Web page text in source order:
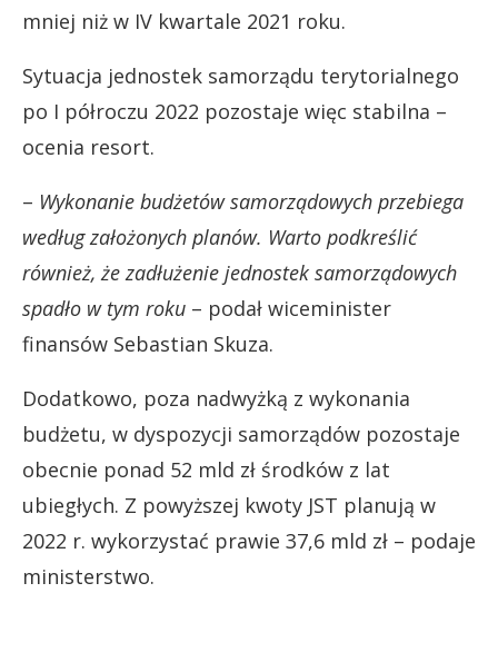
mniej niż w IV kwartale 2021 roku.
Sytuacja jednostek samorządu terytorialnego
po I półroczu 2022 pozostaje więc stabilna –
ocenia resort.
– Wykonanie budżetów samorządowych przebiega
według założonych planów. Warto podkreślić
również, że zadłużenie jednostek samorządowych
spadło w tym roku – podał wiceminister
finansów Sebastian Skuza.
Dodatkowo, poza nadwyżką z wykonania
budżetu, w dyspozycji samorządów pozostaje
obecnie ponad 52 mld zł środków z lat
ubiegłych. Z powyższej kwoty JST planują w
2022 r. wykorzystać prawie 37,6 mld zł – podaje
ministerstwo.